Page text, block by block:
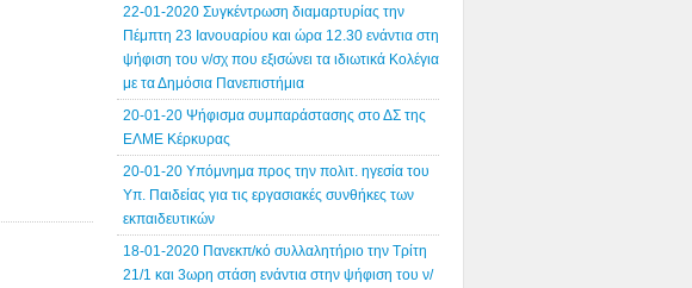
22-01-2020 Συγκέντρωση διαμαρτυρίας την
Πέμπτη 23 Ιανουαρίου και ώρα 12.30 ενάντια στη
ψήφιση του ν/σχ που εξισώνει τα ιδιωτικά Κολέγια
με τα Δημόσια Πανεπιστήμια
20-01-20 Ψήφισμα συμπαράστασης στο ΔΣ της
ΕΛΜΕ Κέρκυρας
20-01-20 Υπόμνημα προς την πολιτ. ηγεσία του
Υπ. Παιδείας για τις εργασιακές συνθήκες των
εκπαιδευτικών
18-01-2020 Πανεκπ/κό συλλαλητήριο την Τρίτη
21/1 και 3ωρη στάση ενάντια στην ψήφιση του ν/